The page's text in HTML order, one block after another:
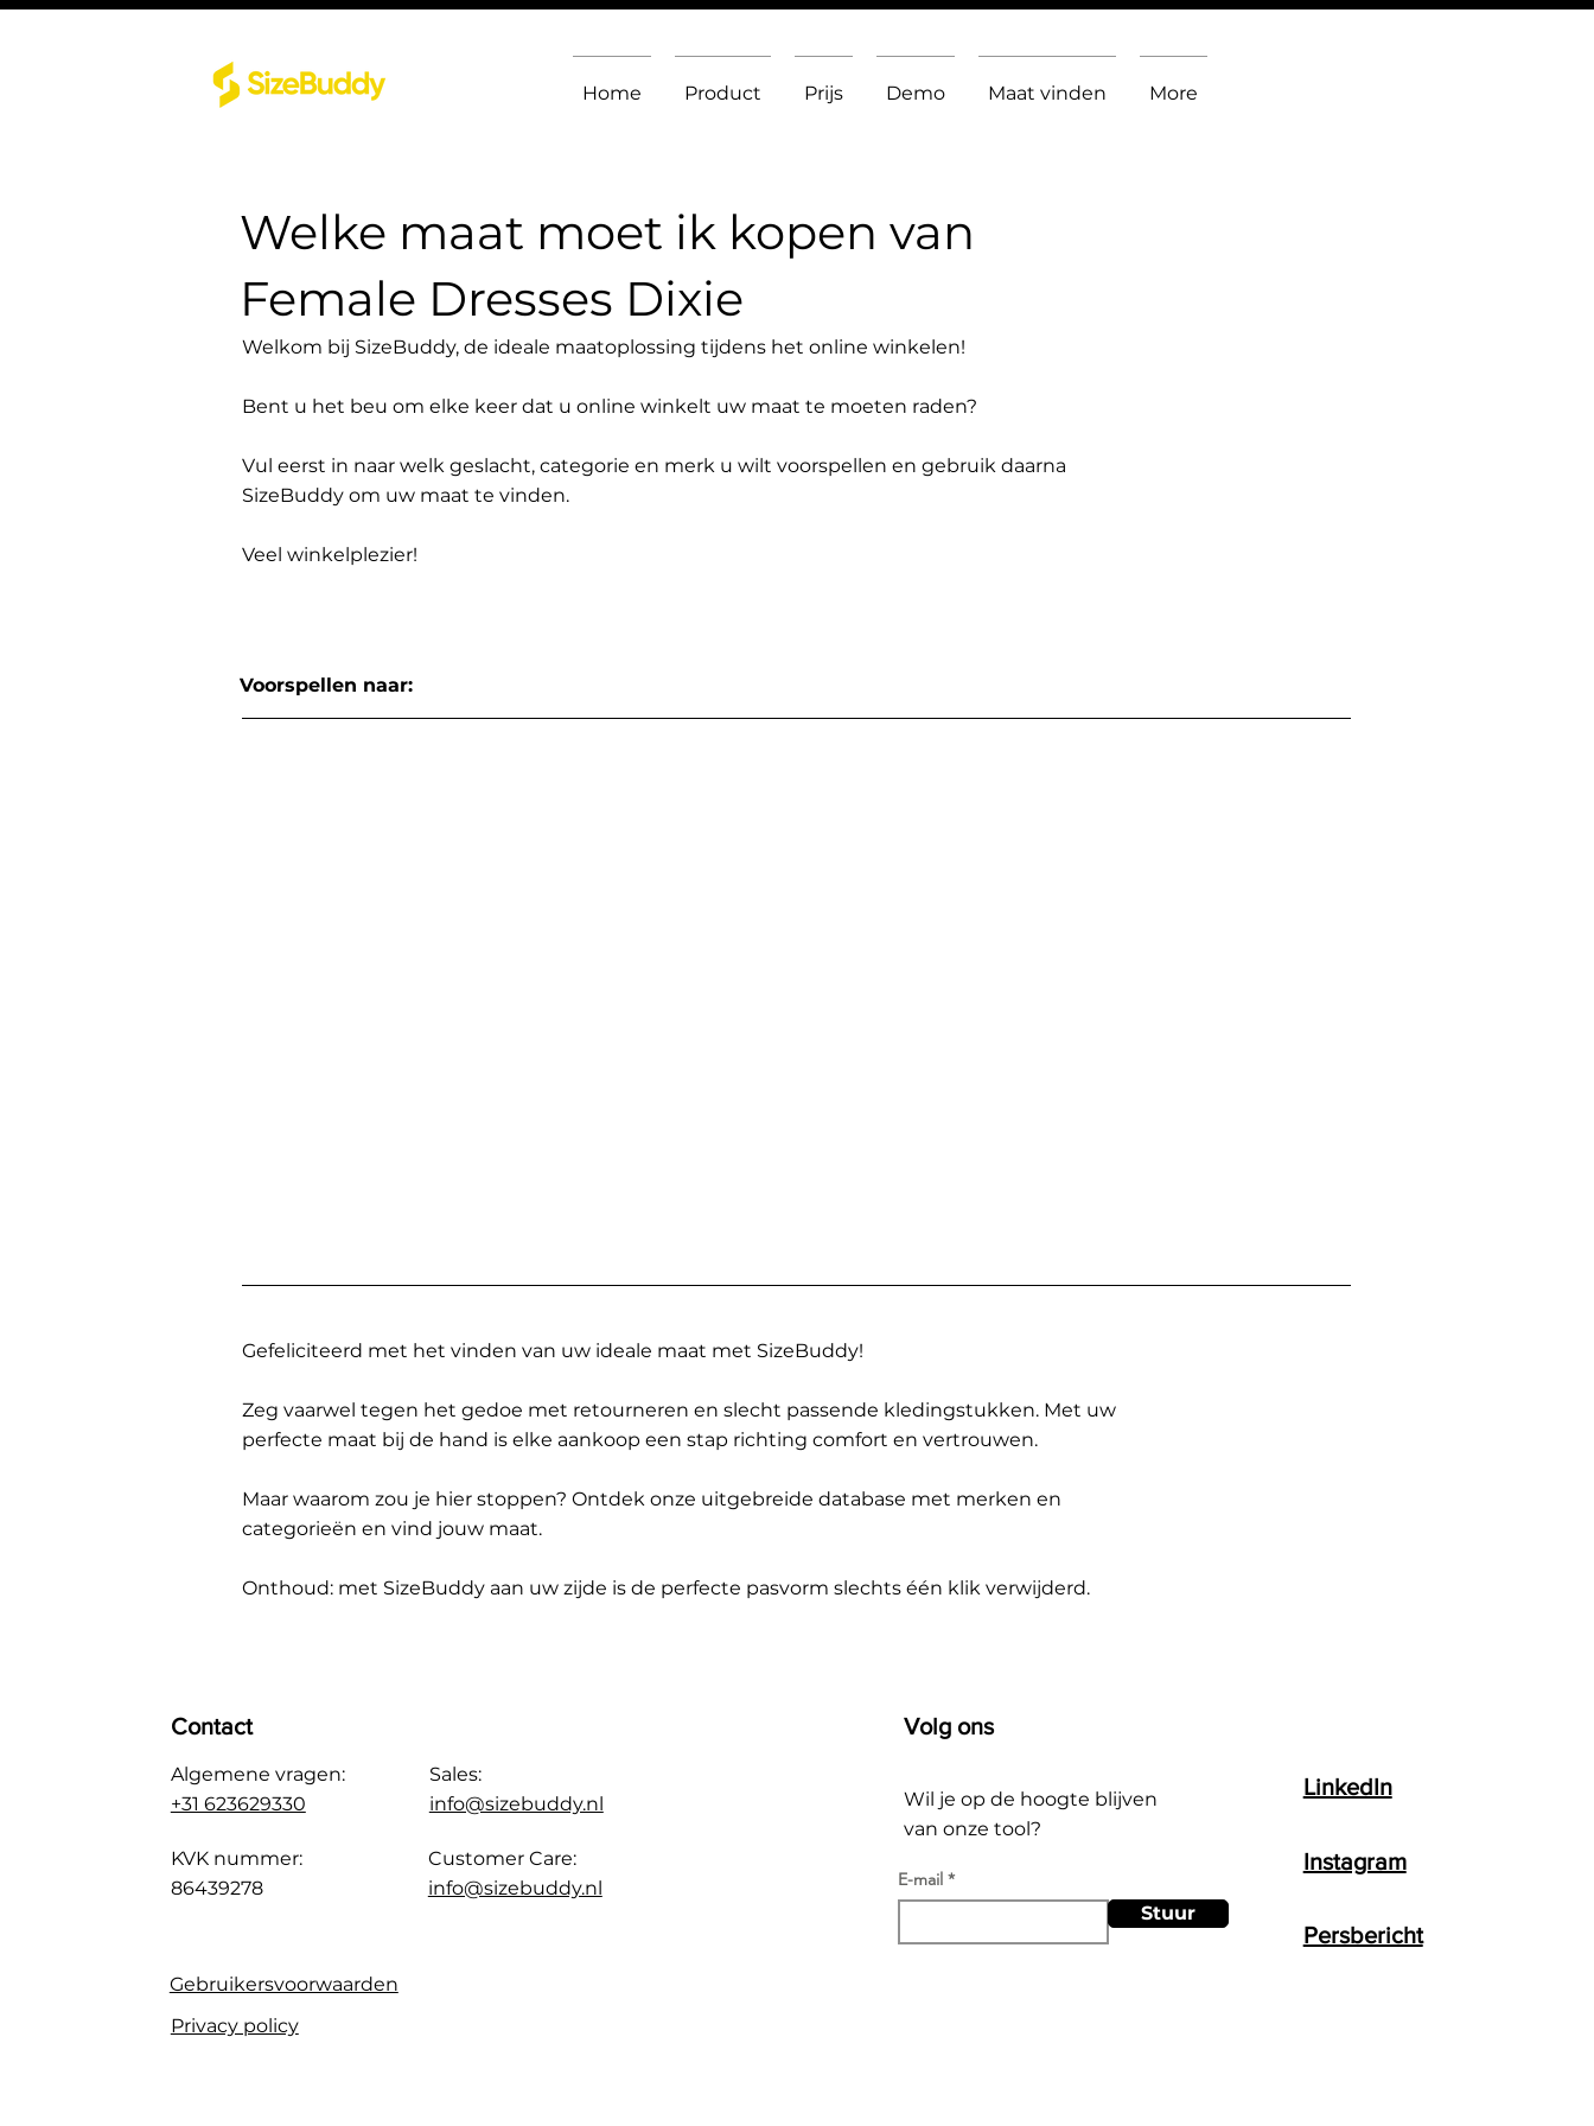
Home Product Prijs Demo Maat vinden More
Welke maat moet ik kopen van
Female Dresses Dixie
Welkom bij SizeBuddy, de ideale maatoplossing tijdens het online winkelen!
Bent u het beu om elke keer dat u online winkelt uw maat te moeten raden?
Vul eerst in naar welk geslacht, categorie en merk u wilt voorspellen en gebruik daarna
SizeBuddy om uw maat te vinden.
Veel winkelplezier!
Voorspellen naar:
Gefeliciteerd met het vinden van uw ideale maat met SizeBuddy!
Zeg vaarwel tegen het gedoe met retourneren en slecht passende kledingstukken. Met uw
perfecte maat bij de hand is elke aankoop een stap richting comfort en vertrouwen.
Maar waarom zou je hier stoppen? Ontdek onze uitgebreide database met merken en
categorieën en vind jouw maat.
Onthoud: met SizeBuddy aan uw zijde is de perfecte pasvorm slechts één klik verwijderd.
Contact
Algemene vragen:
+31 623629330
KVK nummer:
86439278
Sales:
info@sizebuddy.nl
Customer Care:
info@sizebuddy.nl
Gebruikersvoorwaarden
Privacy policy
Volg ons
Wil je op de hoogte blijven
van onze tool?
E-mail
Stuur
LinkedIn
Instagram
Persbericht